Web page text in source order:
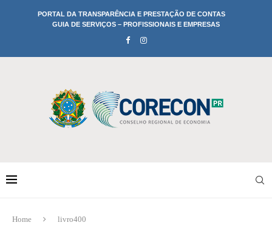
PORTAL DA TRANSPARÊNCIA E PRESTAÇÃO DE CONTAS
GUIA DE SERVIÇOS – PROFISSIONAIS E EMPRESAS
Home livro400